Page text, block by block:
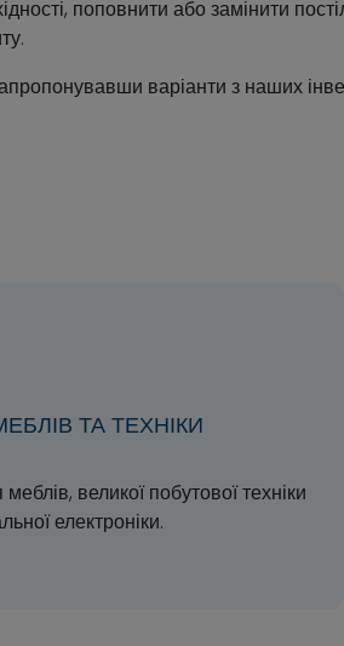
поповнити або замінити
варіанти з наших
ТА ТЕХНІКИ
великої побутової техніки
електроніки.